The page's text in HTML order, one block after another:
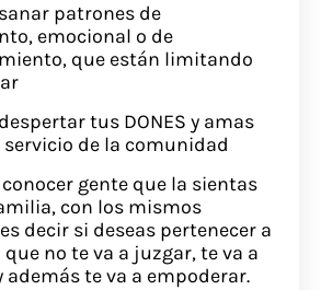
patrones de
emocional o de
que están limitando
tus DONES y amas
de la comunidad
gente que la sientas
con los mismos
decir si deseas pertenecer a
que no te va a juzgar, te va a
además te va a empoderar.